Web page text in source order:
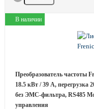
В наличии
Преобразователь частоты
18.5 кВт / 39 A, перегрузка
без ЭМС-фильтра, RS485
управления